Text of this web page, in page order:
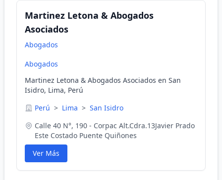
Martinez Letona & Abogados
Asociados
Abogados
Abogados
Martinez Letona & Abogados Asociados en San
Isidro, Lima, Perú
Perú > Lima > San Isidro
Calle 40 N°, 190 - Corpac Alt.Cdra.13Javier Prado
Este Costado Puente Quiñones
Ver Más